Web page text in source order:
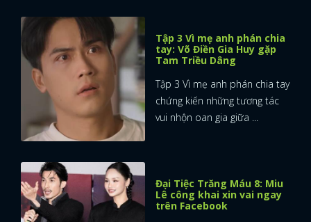
Tập 3 Vì mẹ anh phán chia
tay: Võ Điền Gia Huy gặp
Tam Triều Dâng
Tập 3 Vì mẹ anh phán chia tay
chứng kiến những tương tác
vui nhộn oan gia giữa ...
Đại Tiệc Trăng Máu 8: Miu
Lê công khai xin vai ngay
trên Facebook